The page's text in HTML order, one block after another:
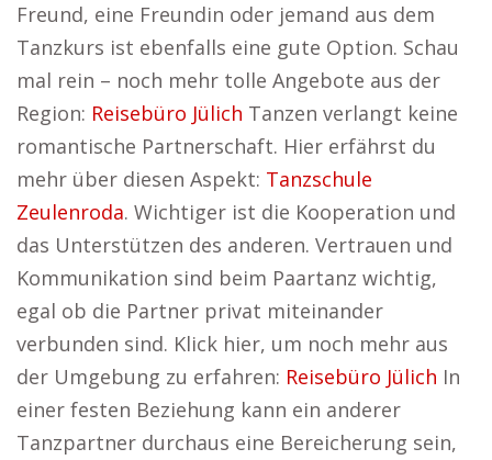
Freund, eine Freundin oder jemand aus dem
Tanzkurs ist ebenfalls eine gute Option. Schau
mal rein – noch mehr tolle Angebote aus der
Region: Reisebüro Jülich Tanzen verlangt keine
romantische Partnerschaft. Hier erfährst du
mehr über diesen Aspekt: Tanzschule
Zeulenroda. Wichtiger ist die Kooperation und
das Unterstützen des anderen. Vertrauen und
Kommunikation sind beim Paartanz wichtig,
egal ob die Partner privat miteinander
verbunden sind. Klick hier, um noch mehr aus
der Umgebung zu erfahren: Reisebüro Jülich In
einer festen Beziehung kann ein anderer
Tanzpartner durchaus eine Bereicherung sein,